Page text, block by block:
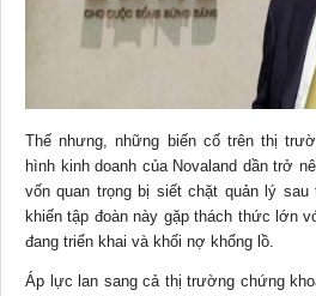
Thế nhưng, những biến cố trên thị
hình kinh doanh của Novaland dần trở
vốn quan trọng bị siết chặt quản lý
khiến tập đoàn này gặp thách thức lớn
đang triển khai và khối nợ khổng lồ.
Áp lực lan sang cả thị trường chứng